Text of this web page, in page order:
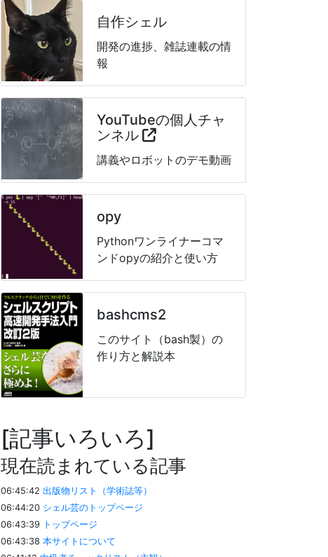
自作シェル
開発の進捗、雑誌連載の情
報
YouTubeの個人チャ
ンネル
講義やロボットのデモ動画
opy
Pythonワンライナーコマ
ンドopyの紹介と使い方
bashcms2
このサイト（bash製）の
作り方と解説本
記事いろいろ
現在読まれている記事
06:45:42 出版物リスト（学術誌等）
06:44:20 シェル芸のトップページ
06:43:39 トップページ
06:43:38 本サイトについて